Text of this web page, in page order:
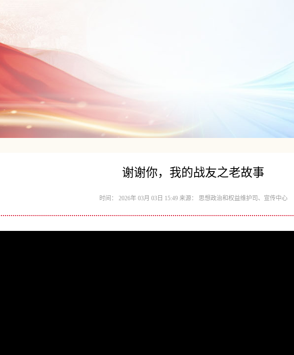
谢谢你，我的战友之老故事
时间： 2026年 03月 03日 15:49 来源： 思想政治和权益维护司、宣传中心